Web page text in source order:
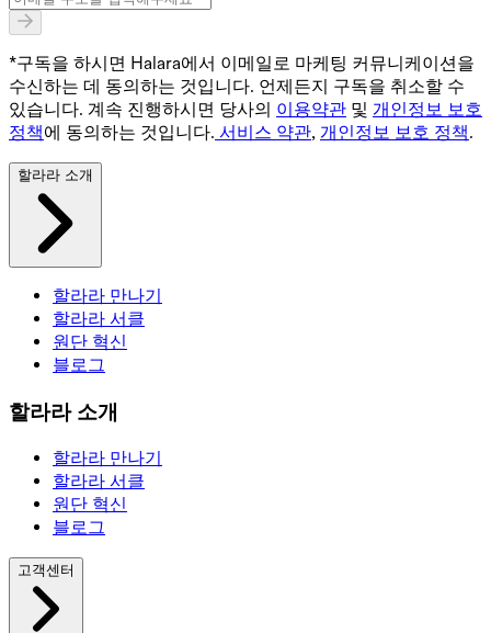
*구독을 하시면 Halara에서 이메일로 마케팅 커뮤니케이션을
수신하는 데 동의하는 것입니다. 언제든지 구독을 취소할 수
있습니다. 계속 진행하시면 당사의 이용약관 및 개인정보 보호
정책에 동의하는 것입니다. 서비스 약관, 개인정보 보호 정책.
할라라 소개
할라라 만나기
할라라 서클
원단 혁신
블로그
할라라 소개
할라라 만나기
할라라 서클
원단 혁신
블로그
고객센터